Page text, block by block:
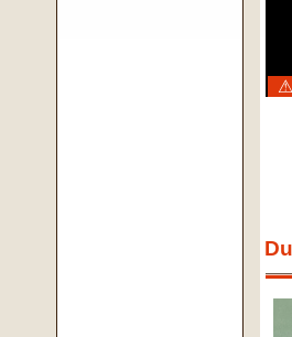
⚠